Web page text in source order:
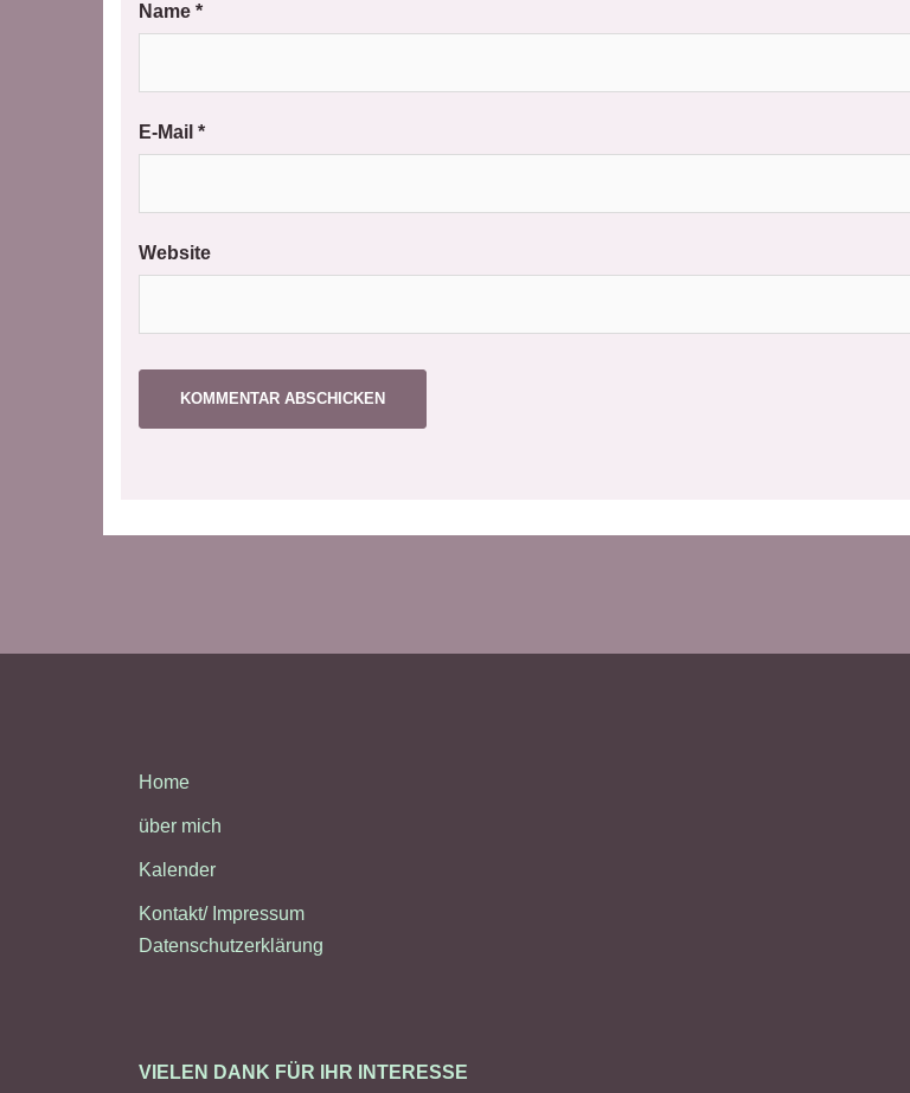
Name *
E-Mail *
Website
Home
über mich
Kalender
Kontakt/ Impressum
Datenschutzerklärung
VIELEN DANK FÜR IHR INTERESSE